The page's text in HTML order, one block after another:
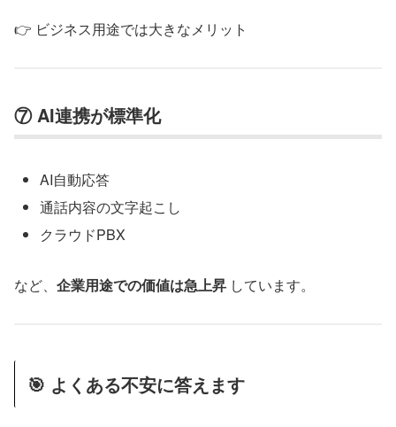
👉 ビジネス用途では大きなメリット
⑦ AI連携が標準化
AI自動応答
通話内容の文字起こし
クラウドPBX
など、 企業用途での価値は急上昇 しています。
🎯 よくある不安に答えます